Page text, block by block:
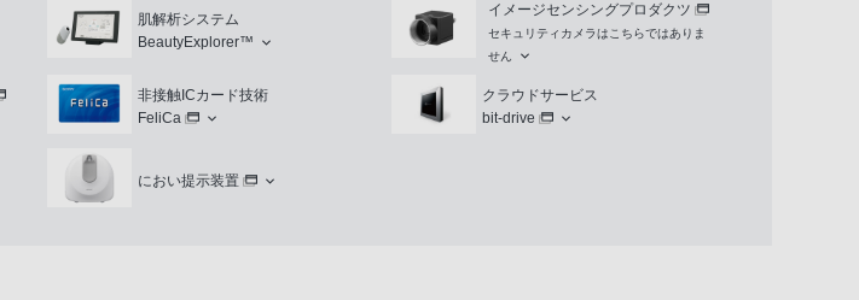
肌解析システム
BeautyExplorer™
イメージセンシングプロダクツ
セキュリティカメラはこちらではありま
せん
非接触ICカード技術
FeliCa
クラウドサービス
bit-drive
におい提示装置